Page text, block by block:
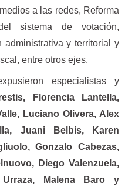
a las redes, Reforma
sistema de votación,
administrativa y territorial y
entre otros ejes.
especialistas y
Florencia Lantella,
Luciano Olivera, Alex
Juani Belbis, Karen
Gonzalo Cabezas,
Diego Valenzuela,
Malena Baro y